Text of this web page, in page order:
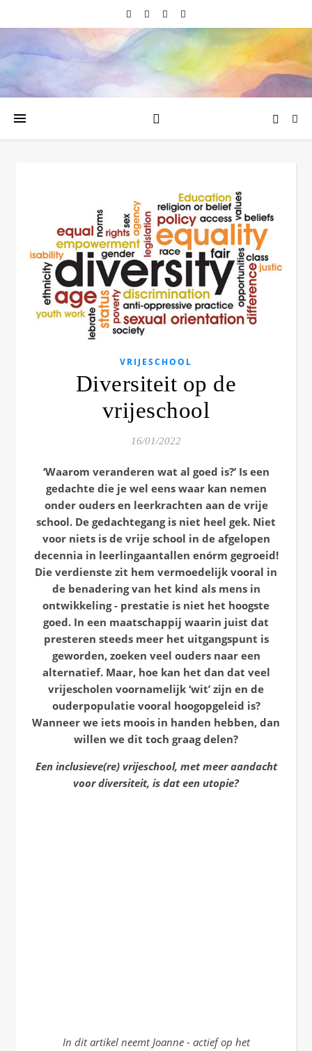
VRIJESCHOOL
Diversiteit op de
vrijeschool
16/01/2022
‘Waarom veranderen wat al goed is?’ Is een
gedachte die je wel eens waar kan nemen
onder ouders en leerkrachten aan de vrije
school. De gedachtegang is niet heel gek. Niet
voor niets is de vrije school in de afgelopen
decennia in leerlingaantallen enórm gegroeid!
Die verdienste zit hem vermoedelijk vooral in
de benadering van het kind als mens in
ontwikkeling - prestatie is niet het hoogste
goed. In een maatschappij waarin juist dat
presteren steeds meer het uitgangspunt is
geworden, zoeken veel ouders naar een
alternatief. Maar, hoe kan het dan dat veel
vrijescholen voornamelijk ‘wit’ zijn en de
ouderpopulatie vooral hoogopgeleid is?
Wanneer we iets moois in handen hebben, dan
willen we dit toch graag delen?
Een inclusieve(re) vrijeschool, met meer aandacht
voor diversiteit, is dat een utopie?
In dit artikel neemt Joanne - actief op het